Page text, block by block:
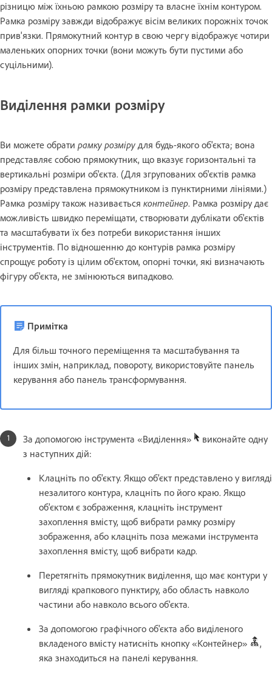
різницю між їхньою рамкою розміру та власне їхнім контуром.
Рамка розміру завжди відображує вісім великих порожніх точок
прив'язки. Прямокутний контур в свою чергу відображує чотири
маленьких опорних точки (вони можуть бути пустими або
суцільними).
Виділення рамки розміру
Ви можете обрати рамку розміру для будь-якого об'єкта; вона
представляє собою прямокутник, що вказує горизонтальні та
вертикальні розміри об'єкта. (Для згрупованих об'єктів рамка
розміру представлена прямокутником із пунктирними лініями.)
Рамка розміру також називається контейнер. Рамка розміру дає
можливість швидко переміщати, створювати дублікати об'єктів
та масштабувати їх без потреби використання інших
інструментів. По відношенню до контурів рамка розміру
спрощує роботу із цілим об'єктом, опорні точки, які визначають
фігуру об'єкта, не змінюються випадково.
Примітка
Для більш точного переміщення та масштабування та
інших змін, наприклад, повороту, використовуйте панель
керування або панель трансформування.
За допомогою інструмента «Виділення»
виконайте одну
з наступних дій:
Клацніть по об'єкту. Якщо об’єкт представлено у вигляді
незалитого контура, клацніть по його краю. Якщо
об’єктом є зображення, клацніть інструмент
захоплення вмісту, щоб вибрати рамку розміру
зображення, або клацніть поза межами інструмента
захоплення вмісту, щоб вибрати кадр.
Перетягніть прямокутник виділення, що має контури у
вигляді крапкового пунктиру, або область навколо
частини або навколо всього об'єкта.
За допомогою графічного об'єкта або виділеного
вкладеного вмісту натисніть кнопку «Контейнер»
,
яка знаходиться на панелі керування.